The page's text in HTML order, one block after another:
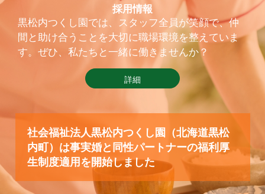
採用情報
黒松内つくし園では、スタッフ全員が笑顔で、仲
間と助け合うことを大切に職場環境を整えていま
す。ぜひ、私たちと一緒に働きませんか？
詳細
社会福祉法人黒松内つくし園（北海道黒松
内町）は事実婚と同性パートナーの福利厚
生制度適用を開始しました